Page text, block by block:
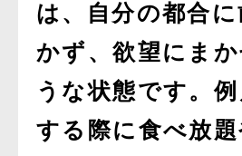
は、自分の都合
かず、欲望にま
うな状態です。
する際に食べ放